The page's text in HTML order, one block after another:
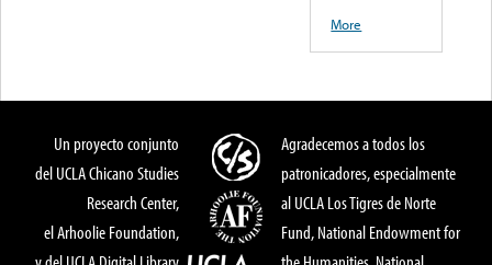
More
Un proyecto conjunto
del UCLA Chicano Studies
Research Center,
el Arhoolie Foundation,
Agradecemos a todos los
patronicadores, especialmente
al UCLA Los Tigres de Norte
Fund, National Endowment for